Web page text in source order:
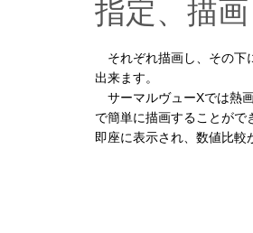
指定、描画
それぞれ描画し、その下
出来ます。
サーマルヴューXでは熱
で簡単に描画することがで
即座に表示され、数値比較